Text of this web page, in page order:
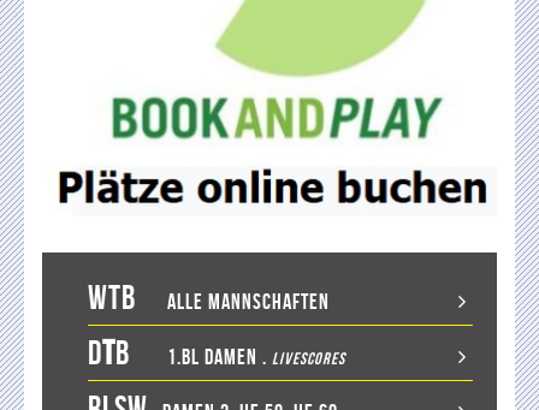
WTB Alle Mannschaften
DTB 1.BL Damen . LiveScores